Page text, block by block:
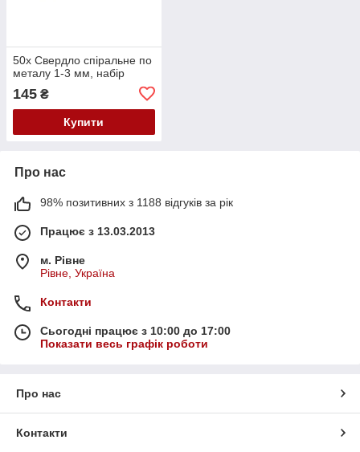
50x Свердло спіральне по
металу 1-3 мм, набір
145 ₴
Купити
Про нас
98% позитивних з 1188 відгуків за рік
Працює з 13.03.2013
м. Рівне
Рівне, Україна
Контакти
Сьогодні працює з 10:00 до 17:00
Показати весь графік роботи
Про нас
Контакти